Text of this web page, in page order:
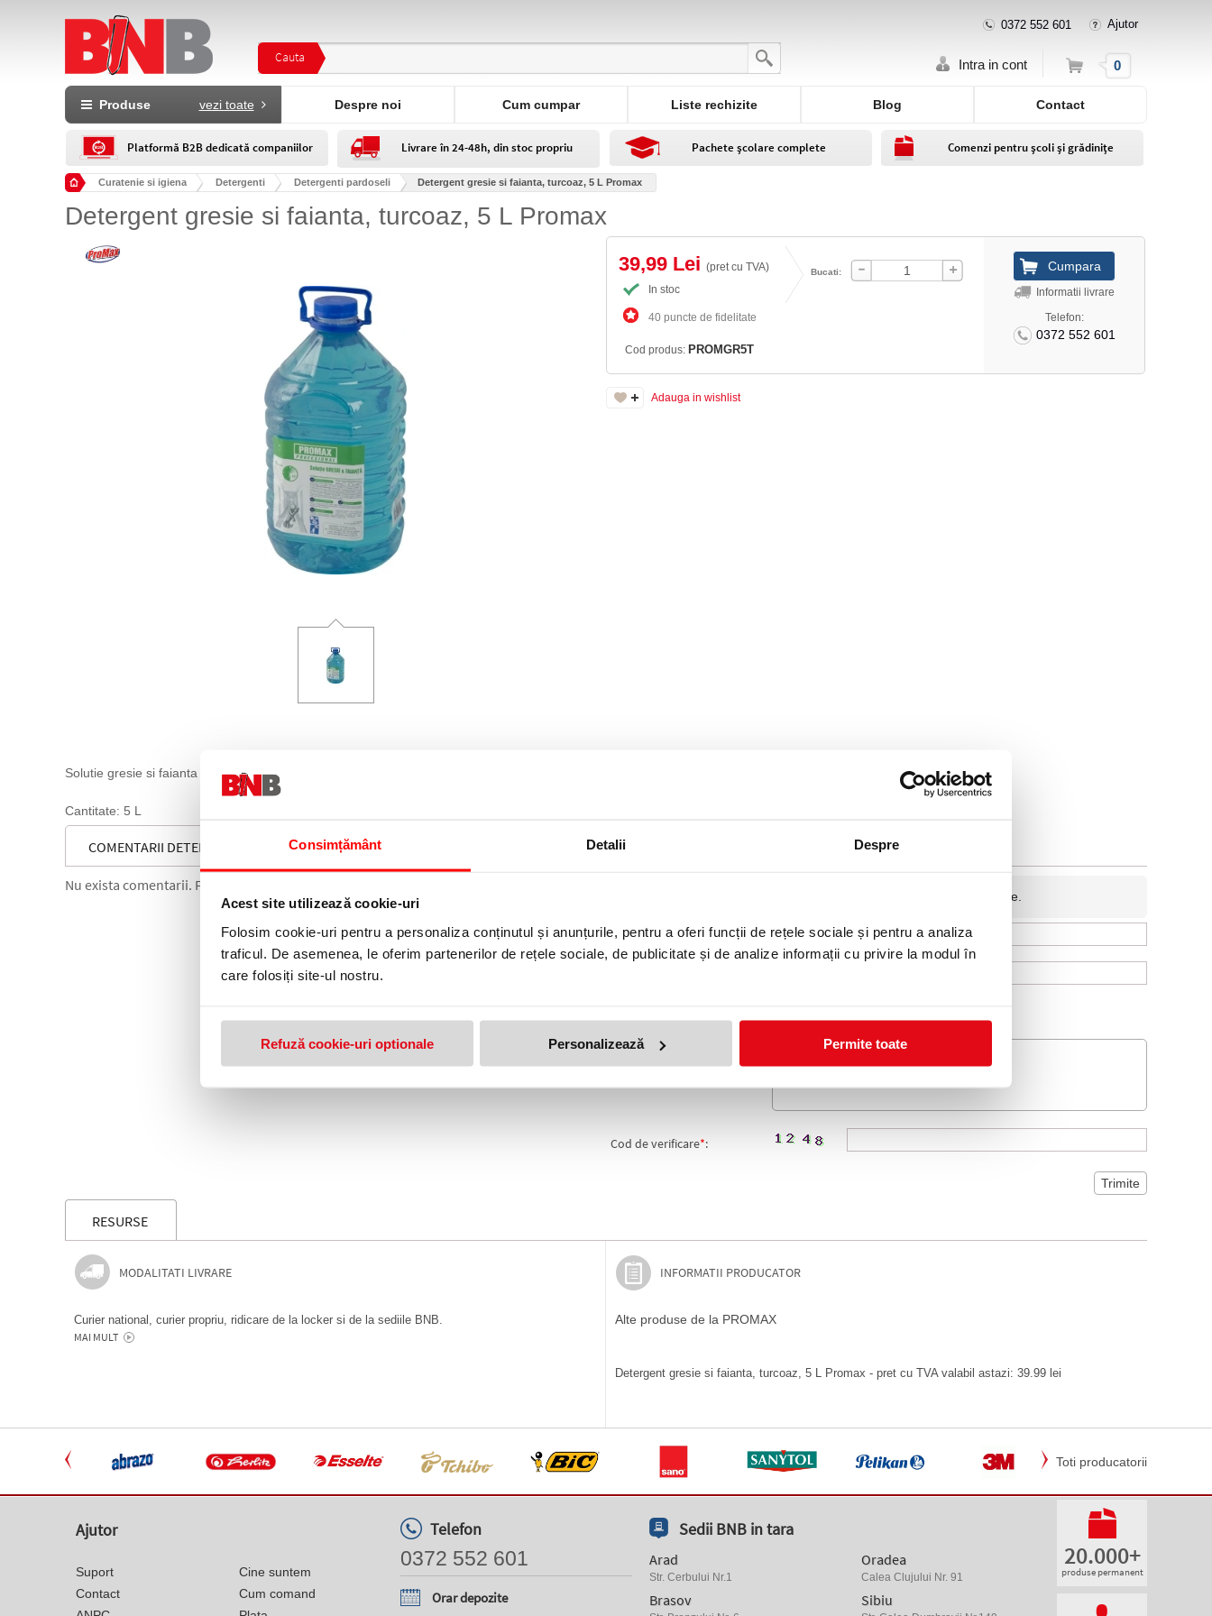
Consimțământ Detalii Despre
Acest site utilizează cookie-uri
Folosim cookie-uri pentru a personaliza conținutul și anunțurile, pentru a oferi funcții de rețele sociale și pentru a analiza
traficul. De asemenea, le oferim partenerilor de rețele sociale, de publicitate și de analize informații cu privire la modul în
care folosiți site-ul nostru.
Refuză cookie-uri optionale Personalizează Permite toate
Cauta
0372 552 601 Ajutor
Intra in cont Cos 0
Produse vezi toate Despre noi Cum cumpar Liste rechizite Blog Contact
Platformă B2B dedicată companiilor Livrare în 24-48h, din stoc propriu Pachete școlare complete Comenzi pentru școli și grădinițe
Curatenie si igiena Detergenti Detergenti pardoseli Detergent gresie si faianta, turcoaz, 5 L Promax
Detergent gresie si faianta, turcoaz, 5 L Promax
39,99 Lei (pret cu TVA)
In stoc
40 puncte de fidelitate
Bucati:
Cod produs: PROMGR5T
Informatii livrare
Telefon:
0372 552 601
Adauga in wishlist
Solutie gresie si faianta cu miros floral.
Cantitate: 5 L
COMENTARII DETERGENT GRESIE SI FAIANTA, TURCOAZ, 5 L PROMAX
Nu exista comentarii. Fii primul care comenteaza acest produs!
Adresa de e-mail ramane confidentiala si nu va fi afisata pe site.
Nume*:
Comentariu
Cod de verificare*:
RESURSE
MODALITATI LIVRARE
Curier national, curier propriu, ridicare de la locker si de la sediile BNB.
MAI MULT
INFORMATII PRODUCATOR
Alte produse de la PROMAX
Detergent gresie si faianta, turcoaz, 5 L Promax - pret cu TVA valabil astazi: 39.99 lei
Toti producatorii
Ajutor
Suport
Contact
Cine suntem
Cum comand
Telefon
0372 552 601
Orar depozite
Sedii BNB in tara
Arad
Str. Cerbului Nr.1
Brasov
Oradea
Calea Clujului Nr. 91
Sibiu
20.000+
produse permanent